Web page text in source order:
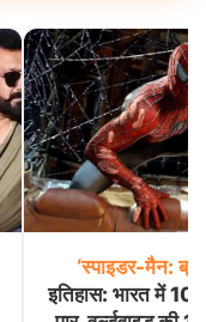
‘स्पाइडर-मैन:
इतिहास: भारत में